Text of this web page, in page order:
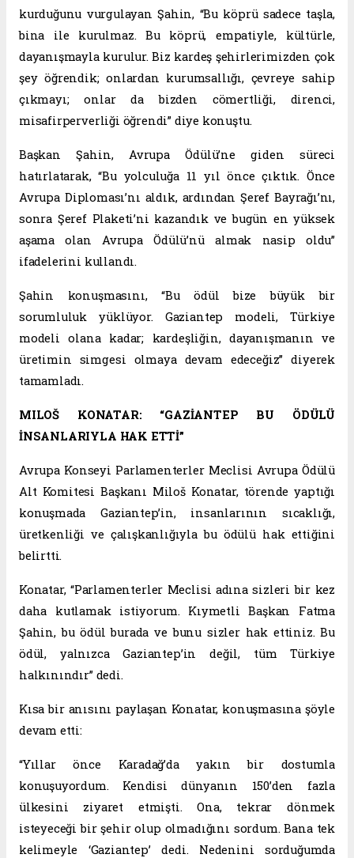
kurduğunu vurgulayan Şahin, “Bu köprü sadece taşla,
bina ile kurulmaz. Bu köprü, empatiyle, kültürle,
dayanışmayla kurulur. Biz kardeş şehirlerimizden çok
şey öğrendik; onlardan kurumsallığı, çevreye sahip
çıkmayı; onlar da bizden cömertliği, direnci,
misafirperverliği öğrendi” diye konuştu.
Başkan Şahin, Avrupa Ödülü’ne giden süreci
hatırlatarak, “Bu yolculuğa 11 yıl önce çıktık. Önce
Avrupa Diploması’nı aldık, ardından Şeref Bayrağı’nı,
sonra Şeref Plaketi’ni kazandık ve bugün en yüksek
aşama olan Avrupa Ödülü’nü almak nasip oldu”
ifadelerini kullandı.
Şahin konuşmasını, “Bu ödül bize büyük bir
sorumluluk yüklüyor. Gaziantep modeli, Türkiye
modeli olana kadar; kardeşliğin, dayanışmanın ve
üretimin simgesi olmaya devam edeceğiz” diyerek
tamamladı.
MILOŠ KONATAR: “GAZİANTEP BU ÖDÜLÜ
İNSANLARIYLA HAK ETTİ”
Avrupa Konseyi Parlamenterler Meclisi Avrupa Ödülü
Alt Komitesi Başkanı Miloš Konatar, törende yaptığı
konuşmada Gaziantep’in, insanlarının sıcaklığı,
üretkenliği ve çalışkanlığıyla bu ödülü hak ettiğini
belirtti.
Konatar, “Parlamenterler Meclisi adına sizleri bir kez
daha kutlamak istiyorum. Kıymetli Başkan Fatma
Şahin, bu ödül burada ve bunu sizler hak ettiniz. Bu
ödül, yalnızca Gaziantep’in değil, tüm Türkiye
halkınındır” dedi.
Kısa bir anısını paylaşan Konatar, konuşmasına şöyle
devam etti:
“Yıllar önce Karadağ’da yakın bir dostumla
konuşuyordum. Kendisi dünyanın 150’den fazla
ülkesini ziyaret etmişti. Ona, tekrar dönmek
isteyeceği bir şehir olup olmadığını sordum. Bana tek
kelimeyle ‘Gaziantep’ dedi. Nedenini sorduğumda